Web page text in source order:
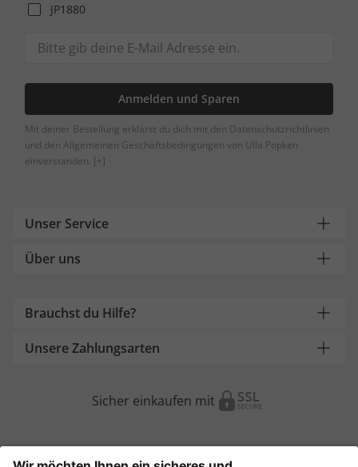
JP1880
Anmelden und Sparen
Mit deiner Bestellung erklärst du dich mit den Datenschutzrichtlinien
und den Allgemeinen Geschäftsbedingungen von Ulla Popken
einverstanden. [+]
Unser Service
Über uns
Brauchst du Hilfe?
Unsere Zahlungsarten
Sicher einkaufen mit
Weitere Onlineshops